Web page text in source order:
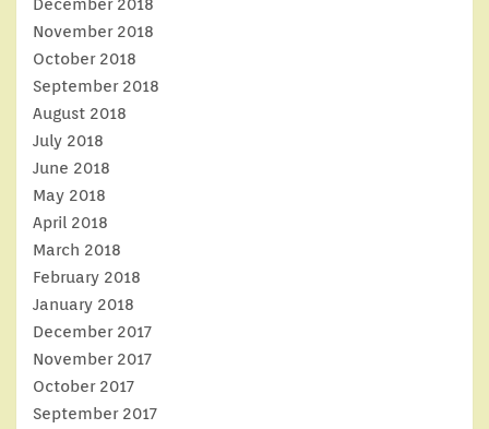
December 2018
November 2018
October 2018
September 2018
August 2018
July 2018
June 2018
May 2018
April 2018
March 2018
February 2018
January 2018
December 2017
November 2017
October 2017
September 2017